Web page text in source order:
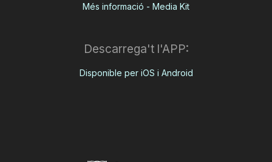
Més informació - Media Kit
Descarrega't l'APP:
Disponible per iOS i Android